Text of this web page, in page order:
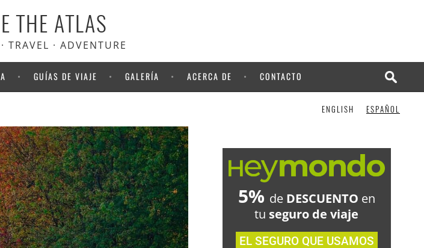
THE ATLAS
TRAVEL · ADVENTURE
GUÍAS DE VIAJE GALERÍA ACERCA DE CONTACTO
ENGLISH ESPAÑOL
5% deDESCUENTO en
tu seguro de viaje
EL SEGURO QUE USAMOS
, el seguro